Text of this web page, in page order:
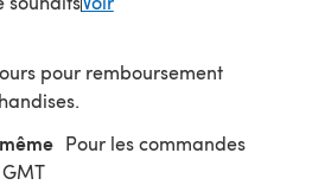
pour remboursement
Pour les commandes